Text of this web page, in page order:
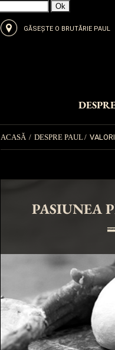
GĂSEȘTE O BRUTĂRIE PAUL
ACASĂ / DESPRE PAUL/
PASIUNEA